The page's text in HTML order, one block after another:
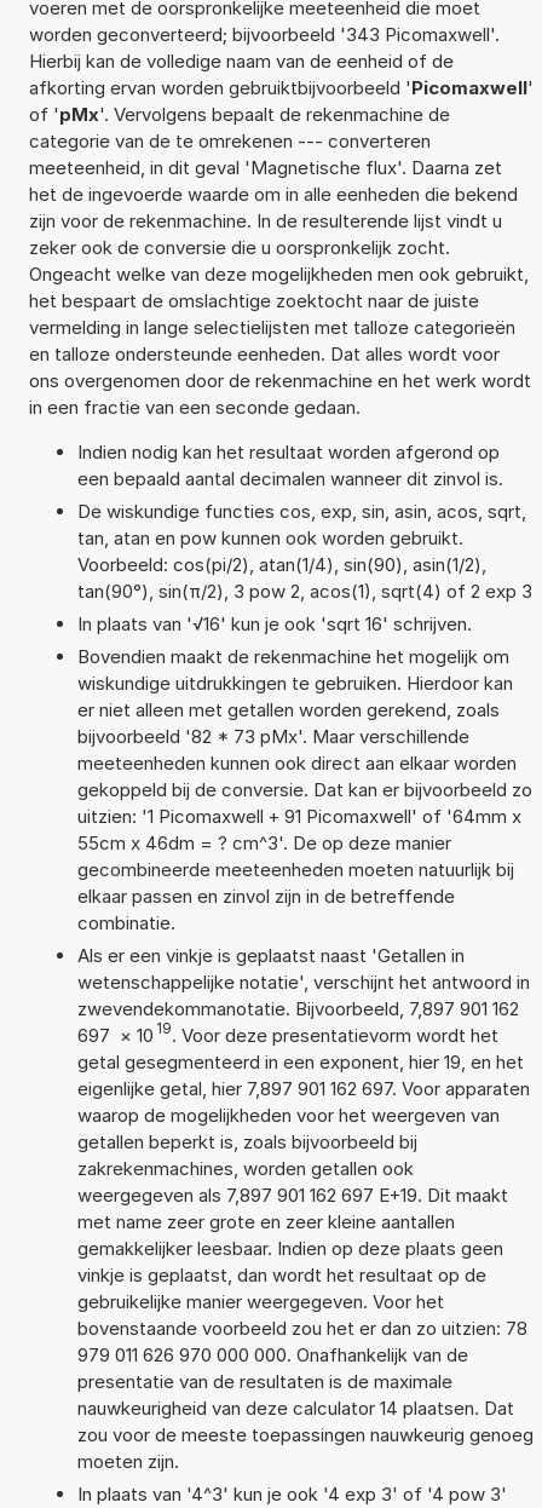
voeren met de oorspronkelijke meeteenheid die moet
worden geconverteerd; bijvoorbeeld '343 Picomaxwell'.
Hierbij kan de volledige naam van de eenheid of de
afkorting ervan worden gebruiktbijvoorbeeld 'Picomaxwell'
of 'pMx'. Vervolgens bepaalt de rekenmachine de
categorie van de te omrekenen --- converteren
meeteenheid, in dit geval 'Magnetische flux'. Daarna zet
het de ingevoerde waarde om in alle eenheden die bekend
zijn voor de rekenmachine. In de resulterende lijst vindt u
zeker ook de conversie die u oorspronkelijk zocht.
Ongeacht welke van deze mogelijkheden men ook gebruikt,
het bespaart de omslachtige zoektocht naar de juiste
vermelding in lange selectielijsten met talloze categorieën
en talloze ondersteunde eenheden. Dat alles wordt voor
ons overgenomen door de rekenmachine en het werk wordt
in een fractie van een seconde gedaan.
Indien nodig kan het resultaat worden afgerond op
een bepaald aantal decimalen wanneer dit zinvol is.
De wiskundige functies cos, exp, sin, asin, acos, sqrt,
tan, atan en pow kunnen ook worden gebruikt.
Voorbeeld: cos(pi/2), atan(1/4), sin(90), asin(1/2),
tan(90°), sin(π/2), 3 pow 2, acos(1), sqrt(4) of 2 exp 3
In plaats van '√16' kun je ook 'sqrt 16' schrijven.
Bovendien maakt de rekenmachine het mogelijk om
wiskundige uitdrukkingen te gebruiken. Hierdoor kan
er niet alleen met getallen worden gerekend, zoals
bijvoorbeeld '82 * 73 pMx'. Maar verschillende
meeteenheden kunnen ook direct aan elkaar worden
gekoppeld bij de conversie. Dat kan er bijvoorbeeld zo
uitzien: '1 Picomaxwell + 91 Picomaxwell' of '64mm x
55cm x 46dm = ? cm^3'. De op deze manier
gecombineerde meeteenheden moeten natuurlijk bij
elkaar passen en zinvol zijn in de betreffende
combinatie.
Als er een vinkje is geplaatst naast 'Getallen in
wetenschappelijke notatie', verschijnt het antwoord in
zwevendekommanotatie. Bijvoorbeeld, 7,897 901 162
697 × 10 19. Voor deze presentatievorm wordt het
getal gesegmenteerd in een exponent, hier 19, en het
eigenlijke getal, hier 7,897 901 162 697. Voor apparaten
waarop de mogelijkheden voor het weergeven van
getallen beperkt is, zoals bijvoorbeeld bij
zakrekenmachines, worden getallen ook
weergegeven als 7,897 901 162 697 E+19. Dit maakt
met name zeer grote en zeer kleine aantallen
gemakkelijker leesbaar. Indien op deze plaats geen
vinkje is geplaatst, dan wordt het resultaat op de
gebruikelijke manier weergegeven. Voor het
bovenstaande voorbeeld zou het er dan zo uitzien: 78
979 011 626 970 000 000. Onafhankelijk van de
presentatie van de resultaten is de maximale
nauwkeurigheid van deze calculator 14 plaatsen. Dat
zou voor de meeste toepassingen nauwkeurig genoeg
moeten zijn.
In plaats van '4^3' kun je ook '4 exp 3' of '4 pow 3'